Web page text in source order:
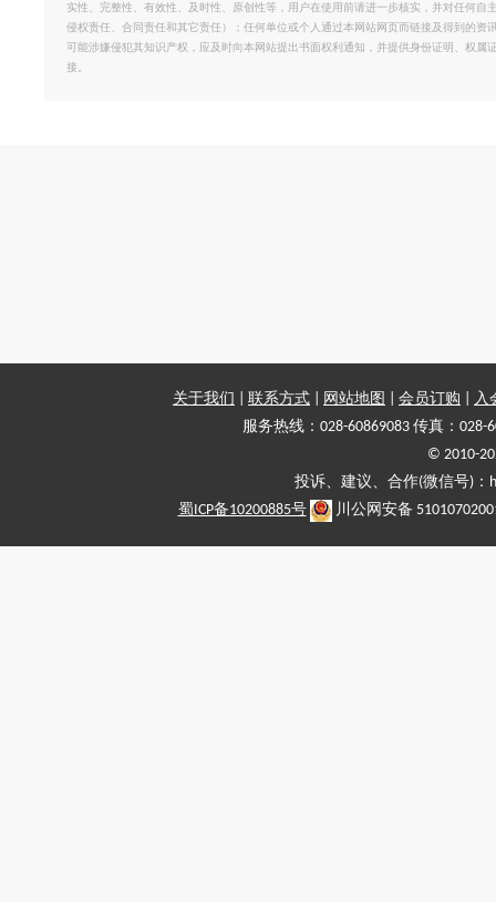
实性、完整性、有效性、及时性、原创性等，用户在使用前请进一步核实，并对任何
侵权责任、合同责任和其它责任）；任何单位或个人通过本网站网页而链接及得到的
可能涉嫌侵犯其知识产权，应及时向本网站提出书面权利通知，并提供身份证明、权
接。
关于我们 联系方式 网站地图 会员订购
入
服务热线：028-60869083 传真：028-
© 2010-
投诉、建议、合作(微信号)
蜀ICP备10200885号
川公网安备